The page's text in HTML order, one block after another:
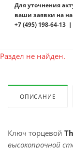
Для уточнения
ваши заявки на
+7 (495) 198-64-13 |
Раздел не найден.
ОПИСАНИЕ
Ключ торцевой
высокопрочной